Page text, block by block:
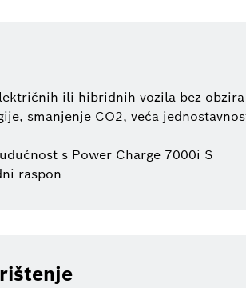
ili hibridnih vozila bez
smanjenje CO2, veća
s Power Charge 7000i S
raspon